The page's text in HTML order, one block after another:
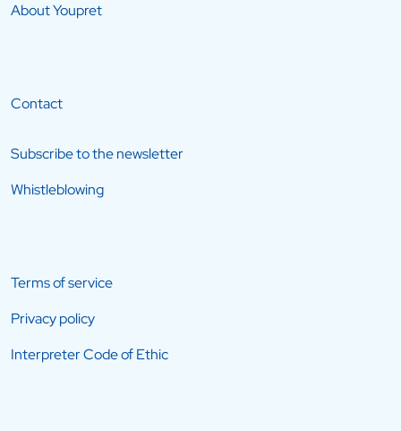
About Youpret
Contact
Subscribe to the newsletter
Whistleblowing
Terms of service
Privacy policy
Interpreter Code of Ethic